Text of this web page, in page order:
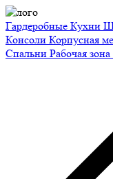
Гардеробные Кухни
Консоли Корпусная
Спальни Рабочая зона